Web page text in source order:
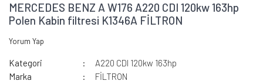
MERCEDES BENZ A W176 A220 CDI 120kw 163hp
Polen Kabin filtresi K1346A FİLTRON
Yorum Yap
Kategori
A220 CDI 120kw 163hp
Marka
FİLTRON